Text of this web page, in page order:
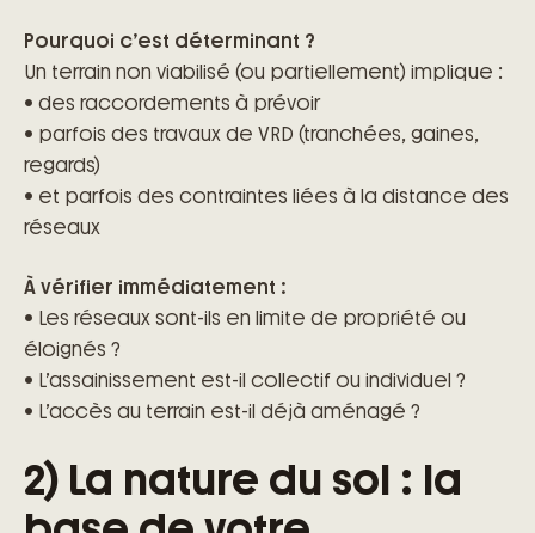
Pourquoi c’est déterminant ?
Un terrain non viabilisé (ou partiellement) implique :
• des raccordements à prévoir
• parfois des travaux de VRD (tranchées, gaines,
regards)
• et parfois des contraintes liées à la distance des
réseaux
À vérifier immédiatement :
• Les réseaux sont-ils en limite de propriété ou
éloignés ?
• L’assainissement est-il collectif ou individuel ?
• L’accès au terrain est-il déjà aménagé ?
2) La nature du sol : la